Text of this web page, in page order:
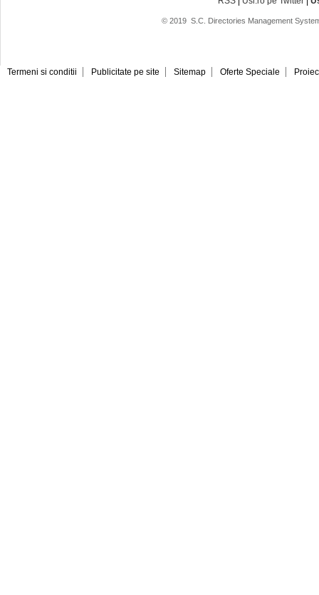
© 2019 S.C. Directories Management
Termeni si conditii Publicitate pe site Sitemap Oferte Speciale